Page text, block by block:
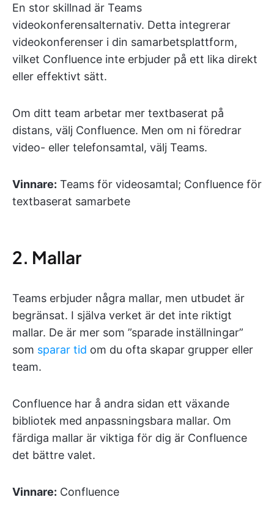
En stor skillnad är Teams
videokonferensalternativ. Detta integrerar
videokonferenser i din samarbetsplattform,
vilket Confluence inte erbjuder på ett lika direkt
eller effektivt sätt.
Om ditt team arbetar mer textbaserat på
distans, välj Confluence. Men om ni föredrar
video- eller telefonsamtal, välj Teams.
Vinnare: Teams för videosamtal; Confluence för
textbaserat samarbete
2. Mallar
Teams erbjuder några mallar, men utbudet är
begränsat. I själva verket är det inte riktigt
mallar. De är mer som ”sparade inställningar”
som sparar tid om du ofta skapar grupper eller
team.
Confluence har å andra sidan ett växande
bibliotek med anpassningsbara mallar. Om
färdiga mallar är viktiga för dig är Confluence
det bättre valet.
Vinnare: Confluence